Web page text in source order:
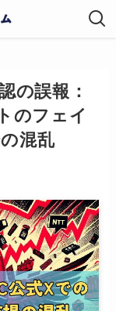
の誤報：
のフェイ
混乱